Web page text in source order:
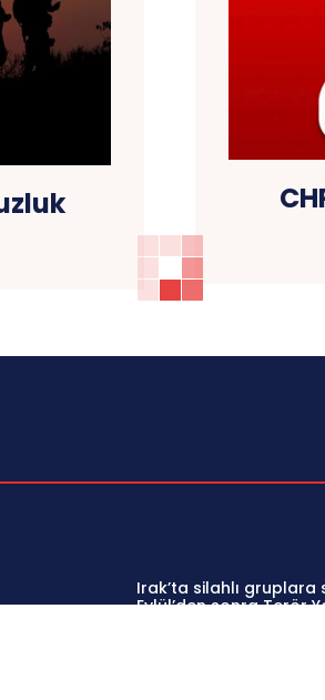
Irak’ta silahlı gruplara
Eylül’den sonra Terör